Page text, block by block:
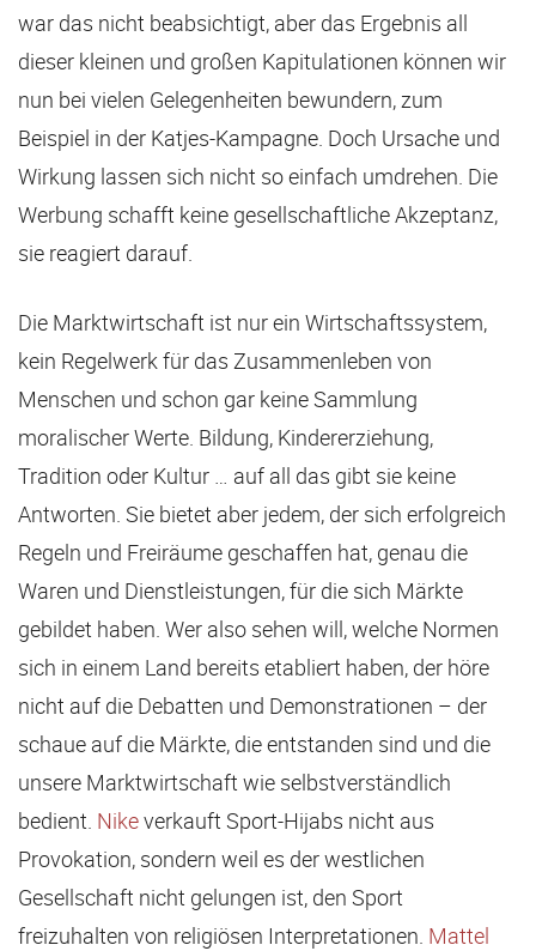
war das nicht beabsichtigt, aber das Ergebnis all
dieser kleinen und großen Kapitulationen können wir
nun bei vielen Gelegenheiten bewundern, zum
Beispiel in der Katjes-Kampagne. Doch Ursache und
Wirkung lassen sich nicht so einfach umdrehen. Die
Werbung schafft keine gesellschaftliche Akzeptanz,
sie reagiert darauf.
Die Marktwirtschaft ist nur ein Wirtschaftssystem,
kein Regelwerk für das Zusammenleben von
Menschen und schon gar keine Sammlung
moralischer Werte. Bildung, Kindererziehung,
Tradition oder Kultur … auf all das gibt sie keine
Antworten. Sie bietet aber jedem, der sich erfolgreich
Regeln und Freiräume geschaffen hat, genau die
Waren und Dienstleistungen, für die sich Märkte
gebildet haben. Wer also sehen will, welche Normen
sich in einem Land bereits etabliert haben, der höre
nicht auf die Debatten und Demonstrationen – der
schaue auf die Märkte, die entstanden sind und die
unsere Marktwirtschaft wie selbstverständlich
bedient. Nikeverkauft Sport-Hijabs nicht aus
Provokation, sondern weil es der westlichen
Gesellschaft nicht gelungen ist, den Sport
freizuhalten von religiösen Interpretationen. Mattel